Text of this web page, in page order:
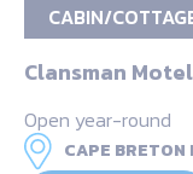
CABIN/
Clansman Motel
Open year-round
CAPE BRETON